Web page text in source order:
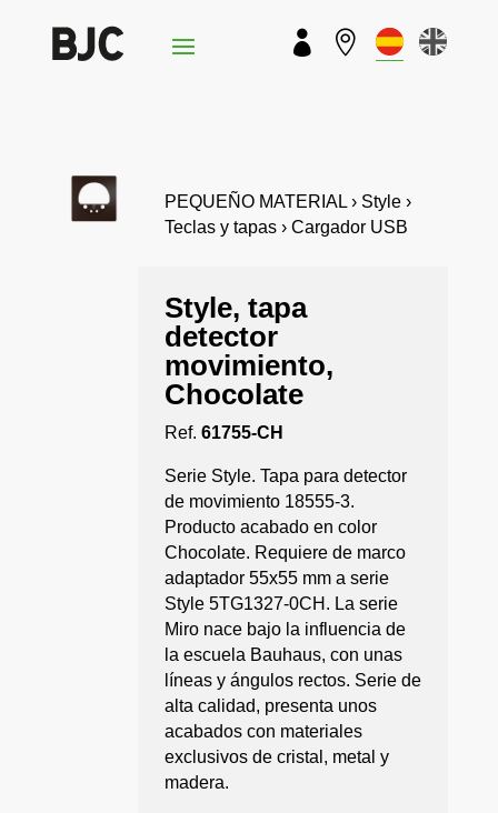
 
PEQUEÑO MATERIAL › Style ›
Teclas y tapas › Cargador USB
Style, tapa
detector
movimiento,
Chocolate
Ref.61755-CH
Serie Style. Tapa para detector
de movimiento 18555-3.
Producto acabado en color
Chocolate. Requiere de marco
adaptador 55x55 mm a serie
Style 5TG1327-0CH. La serie
Miro nace bajo la influencia de
la escuela Bauhaus, con unas
líneas y ángulos rectos. Serie de
alta calidad, presenta unos
acabados con materiales
exclusivos de cristal, metal y
madera.